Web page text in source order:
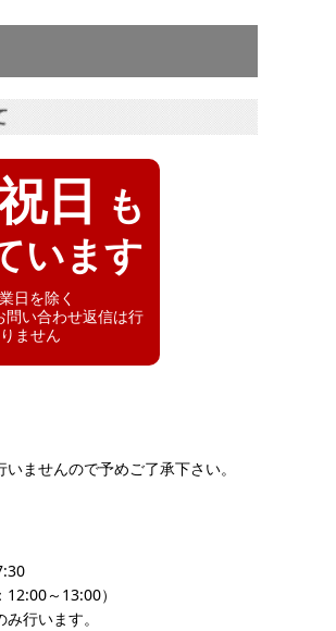
日 も
います
日を除く
い合わせ返信は行
ません
ませんので予めご了承下さい。
12:00～13:00）
行います。